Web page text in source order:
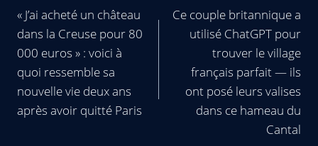
« J’ai acheté un château
dans la Creuse pour 80
000 euros » : voici à
quoi ressemble sa
nouvelle vie deux ans
après avoir quitté Paris
Ce couple britannique a
utilisé ChatGPT pour
trouver le village
français parfait — ils
ont posé leurs valises
dans ce hameau du
Cantal